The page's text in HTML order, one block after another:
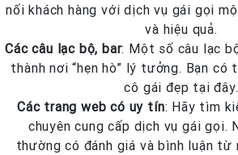
nối khách hàng với dịch vụ gái gọi
và hiệu quả.
Các câu lạc bộ, bar: Một số câu lạc
thành nơi “hẹn hò” lý tưởng. Bạn có
cô gái đẹp tại đây.
Các trang web có uy tín: Hãy tìm
chuyên cung cấp dịch vụ gái gọi.
thường có đánh giá và bình luận từ